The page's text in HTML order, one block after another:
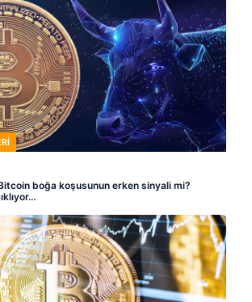
boğa koşusunun erken sinyali mi?